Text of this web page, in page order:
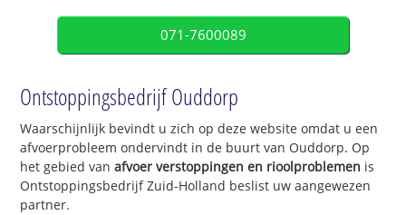
071-7600089
Ontstoppingsbedrijf Ouddorp
Waarschijnlijk bevindt u zich op deze website omdat u een
afvoerprobleem ondervindt in de buurt van Ouddorp. Op
het gebied vanafvoer verstoppingen en rioolproblemen is
Ontstoppingsbedrijf Zuid-Holland beslist uw aangewezen
partner.